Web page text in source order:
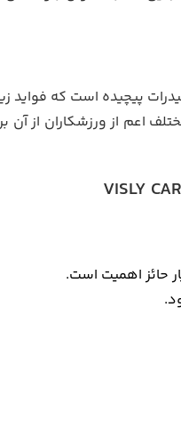
پیچیده است که فواید
از ورزشکاران از آن
حائز اهمیت است.